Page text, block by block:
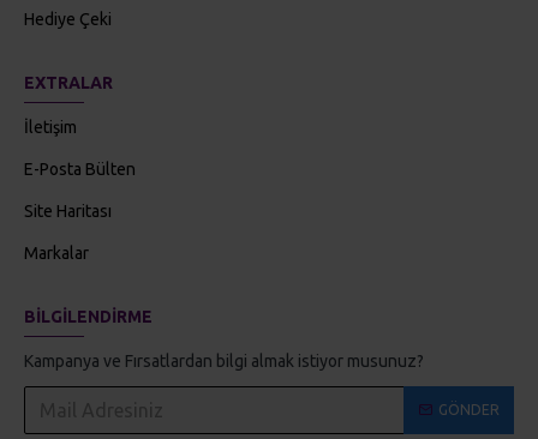
EXTRALAR
Site Haritası
Markalar
BILGILENDIRME
Gizlilik İlkeleri'ni okudum ve kabul ediyorum.